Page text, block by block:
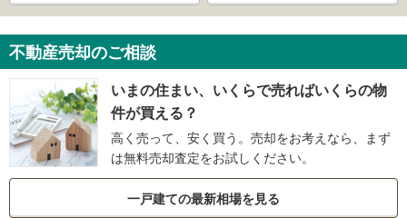
不動産売却のご相談
いまの住まい、いくらで売ればいくらの物
件が買える？
高く売って、安く買う。売却をお考えなら、まず
は無料売却査定をお試しください。
一戸建ての最新相場を見る